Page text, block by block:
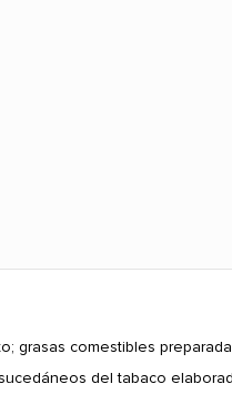
grasas comestibles
del tabaco